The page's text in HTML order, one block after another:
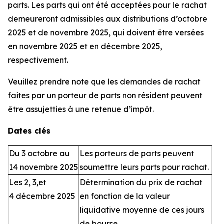
parts. Les parts qui ont été acceptées pour le rachat
demeureront admissibles aux distributions d’octobre
2025 et de novembre 2025, qui doivent être versées
en novembre 2025 et en décembre 2025,
respectivement.
Veuillez prendre note que les demandes de rachat
faites par un porteur de parts non résident peuvent
être assujetties à une retenue d’impôt.
Dates clés
Du 3 octobre au
14 novembre 2025
Les porteurs de parts peuvent
soumettre leurs parts pour rachat.
Les 2, 3,et
4 décembre 2025
Détermination du prix de rachat
en fonction de la valeur
liquidative moyenne de ces jours